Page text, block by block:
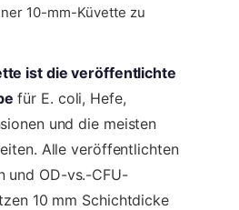
10-mm-Küvette zu
ist die veröffentlichte
für E. coli, Hefe,
und die meisten
Alle veröffentlichten
und OD-vs.-CFU-
10 mm Schichtdicke